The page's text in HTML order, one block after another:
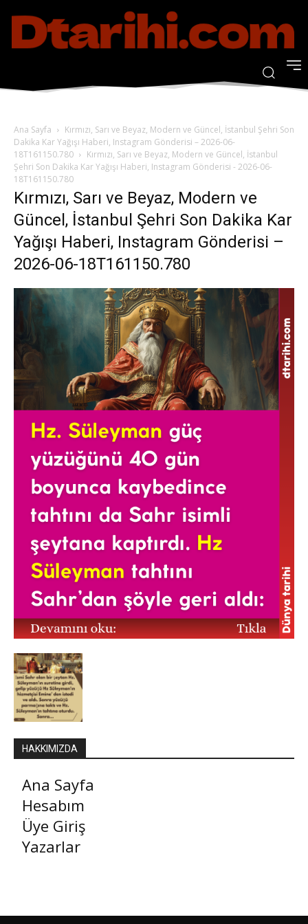
Ana Sayfa
Kırmızı, Sarı ve Beyaz, Modern ve Güncel, İstanbul Şehri Son
Dakika Kar Yağışı Haberi, Instagram Gönderisi – 2026-06-
18T161150.780
Kırmızı, Sarı ve Beyaz, Modern ve Güncel, İstanbul
Şehri Son Dakika Kar Yağışı Haberi, Instagram Gönderisi - 2026-06-
18T161150.780
Kırmızı, Sarı ve Beyaz, Modern ve
Güncel, İstanbul Şehri Son Dakika Kar
Yağışı Haberi, Instagram Gönderisi –
2026-06-18T161150.780
HAKKIMIZDA
Ana Sayfa
Hesabım
Üye Giriş
Yazarlar